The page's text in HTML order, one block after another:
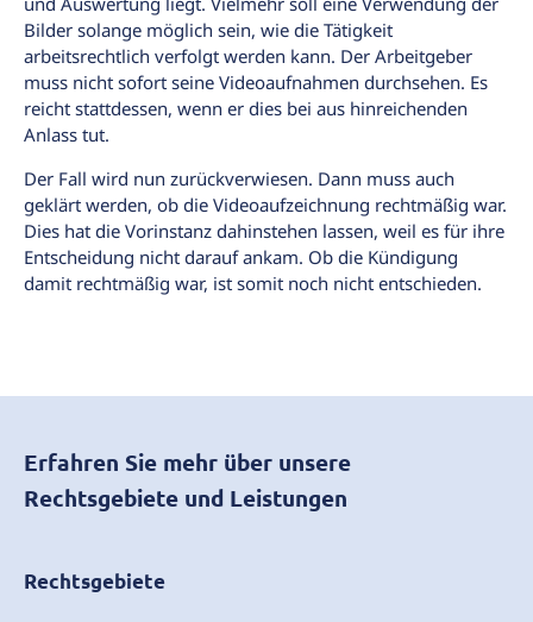
Bilder solange möglich sein, wie die Tätigkeit
arbeitsrechtlich verfolgt werden kann. Der Arbeitgeber
muss nicht sofort seine Videoaufnahmen durchsehen. Es
reicht stattdessen, wenn er dies bei aus hinreichenden
Anlass tut.
Der Fall wird nun zurückverwiesen. Dann muss auch
geklärt werden, ob die Videoaufzeichnung rechtmäßig war.
Dies hat die Vorinstanz dahinstehen lassen, weil es für ihre
Entscheidung nicht darauf ankam. Ob die Kündigung
damit rechtmäßig war, ist somit noch nicht entschieden.
Erfahren Sie mehr über unsere
Rechtsgebiete und Leistungen
Rechtsgebiete